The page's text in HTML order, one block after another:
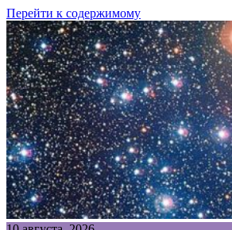
Перейти к содержимому